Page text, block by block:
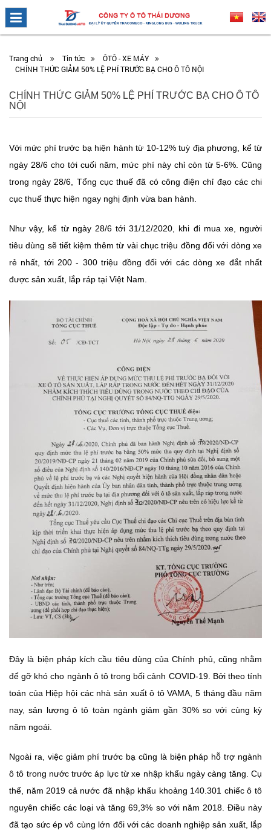
Trang chủ Tin tức
ÔTÔ - XE MÁY
CHÍNH THỨC GIẢM 50% LỆ PHÍ TRƯỚC BẠ CHO Ô TÔ NỘI
CHÍNH THỨC GIẢM 50% LỆ PHÍ TRƯỚC BẠ CHO Ô TÔ
NỘI
Với mức phí trước bạ hiện hành từ 10-12% tuỳ địa phương, kể từ
ngày 28/6 cho tới cuối năm, mức phí này chỉ còn từ 5-6%. Cũng
trong ngày 28/6, Tổng cục thuế đã có công điện chỉ đạo các chi
cục thuế thực hiện ngay nghị định vừa ban hành.
Như vậy, kể từ ngày 28/6 tới 31/12/2020, khi đi mua xe, người
tiêu dùng sẽ tiết kiệm thêm từ vài chục triệu đồng đối với dòng xe
rẻ nhất, tới 200 - 300 triệu đồng đối với các dòng xe đắt nhất
được sản xuất, lắp ráp tại Việt Nam.
Đây là biện pháp kích cầu tiêu dùng của Chính phủ, cũng nhằm
để gỡ khó cho ngành ô tô trong bối cảnh COVID-19. Bởi theo tính
toán của Hiệp hội các nhà sản xuất ô tô VAMA, 5 tháng đầu năm
nay, sản lượng ô tô toàn ngành giảm gần 30% so với cùng kỳ
năm ngoái.
Ngoài ra, việc giảm phí trước bạ cũng là biện pháp hỗ trợ ngành
ô tô trong nước trước áp lực từ xe nhập khẩu ngày càng tăng. Cụ
thể, năm 2019 cả nước đã nhập khẩu khoảng 140.301 chiếc ô tô
nguyên chiếc các loại và tăng 69,3% so với năm 2018. Điều này
đã tạo sức ép vô cùng lớn đối với các doanh nghiệp sản xuất, lắp